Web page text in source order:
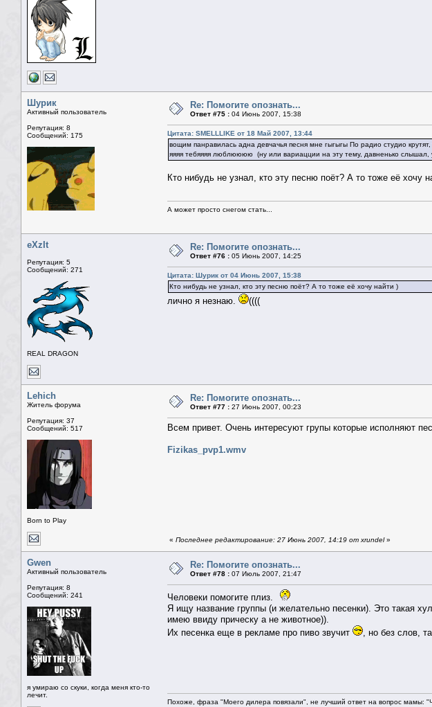
Шурик
Активный пользователь
Репутация: 8
Сообщений: 175
Re: Помогите опознать...
Ответ #75 : 04 Июнь 2007, 15:38
Цитата: SMELLLIKE от 18 Май 2007, 13:44
вощим панравилась адна девчачья песня мне гыгыгы По радио студио
яяяя тебяяяя люблюююю (ну или вариацции на эту тему, давненько
Кто нибудь не узнал, кто эту песню поёт? А то тоже её хочу
А может просто снегом стать...
eXzIt
Репутация: 5
Сообщений: 271
REAL DRAGON
Re: Помогите опознать...
Ответ #76 : 05 Июнь 2007, 14:25
Цитата: Шурик от 04 Июнь 2007, 15:38
Кто нибудь не узнал, кто эту песню поёт? А то тоже её хочу найти )
лично я незнаю. ((((
Lehich
Житель форума
Репутация: 37
Сообщений: 517
Born to Play
Re: Помогите опознать...
Ответ #77 : 27 Июнь 2007, 00:23
Всем привет. Очень интересуют групы которые исполняют
Fizikas_pvp1.wmv
« Последнее редактирование: 27 Июнь 2007, 14:19 от xrundel»
Gwen
Активный пользователь
Репутация: 8
Сообщений: 241
я умираю со скуки, когда меня кто-то
лечит.
Re: Помогите опознать...
Ответ #78 : 07 Июль 2007, 21:47
Человеки помогите плиз.
Я ищу название группы (и желательно песенки). Это такая
имею ввиду прическу а не животное)).
Их песенка еще в рекламе про пиво звучит
, но без слов,
Похоже, фраза "Моего дилера повязали", не лучший ответ на вопрос мамы: